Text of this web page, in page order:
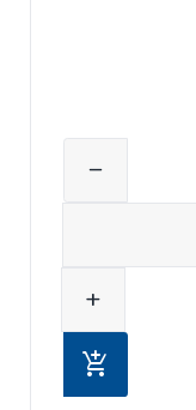
remove
add
add_shopping_cart